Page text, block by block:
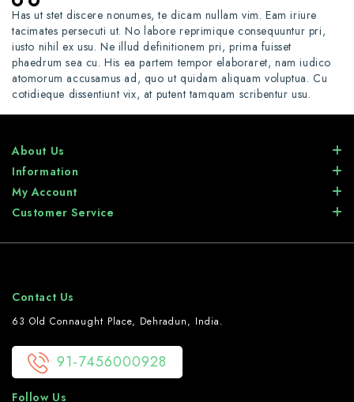
Has ut stet discere nonumes, te dicam nullam vim. Eam iriure
tacimates persecuti ut. No labore reprimique consequuntur pri,
iusto nihil ex usu. Ne illud definitionem pri, prima fuisset
phaedrum sea cu. His ea partem tempor elaboraret, nam iudico
atomorum accusamus ad, quo ut quidam aliquam voluptua. Cu
cotidieque dissentiunt vix, at putent tamquam scribentur usu.
About Us
Information
My Account
Customer Service
Contact Us
63 Old Connaught Place, Dehradun, India.
91-7456000928
Follow Us